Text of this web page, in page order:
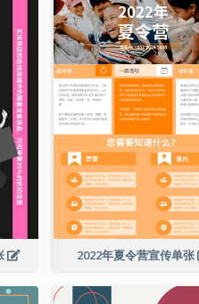
2022年夏令营宣传单张